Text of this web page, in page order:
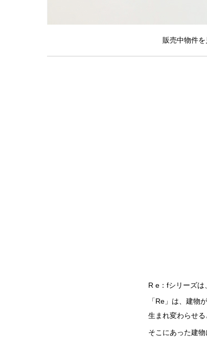
販売中物件を
R e：fシリーズは
「Re」は、建物
生まれ変わらせる
そこにあった建